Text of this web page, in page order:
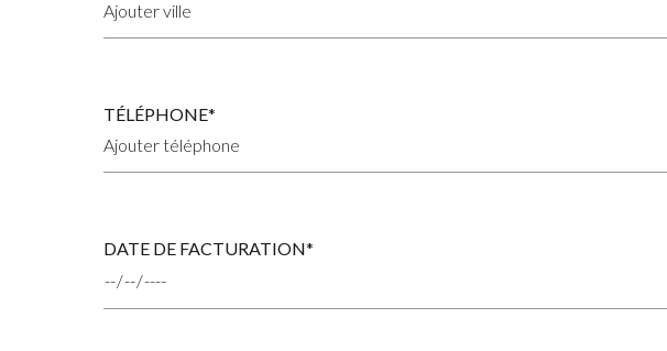
TÉLÉPHONE*
DATE DE FACTURATION*